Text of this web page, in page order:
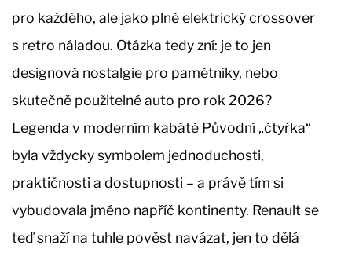
pro každého, ale jako plně elektrický crossover
s retro náladou. Otázka tedy zní: je to jen
designová nostalgie pro pamětníky, nebo
skutečně použitelné auto pro rok 2026?
Legenda v moderním kabátě Původní „čtyřka“
byla vždycky symbolem jednoduchosti,
praktičnosti a dostupnosti – a právě tím si
vybudovala jméno napříč kontinenty. Renault se
teď snaží na tuhle pověst navázat, jen to dělá